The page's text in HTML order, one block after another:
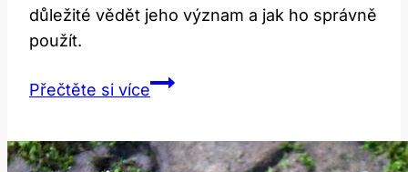
důležité vědět jeho význam a jak ho správně
použít.
Přečtěte si víceGangbang:
Anglický